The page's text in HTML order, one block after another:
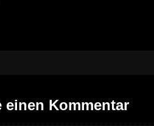
einen Kommentar